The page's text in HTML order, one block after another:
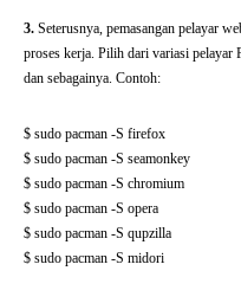
3. Seterusnya, pemasangan pelayar
proses kerja. Pilih dari variasi
dan sebagainya. Contoh:
$ sudo pacman -S firefox
$ sudo pacman -S seamonkey
$ sudo pacman -S chromium
$ sudo pacman -S opera
$ sudo pacman -S qupzilla
$ sudo pacman -S midori